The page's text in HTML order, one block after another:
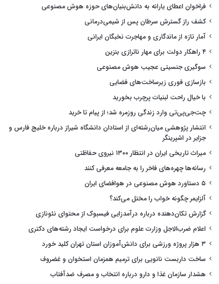
فراخوان اعطای یارانه به دانش‌بنیان‌های حوزه هوش مصنوعی
کشف راز گسترش سرطان پس از شیمی‌درمانی
آمار تازه از ماندگاری و مهاجرت نخبگان ایرانی
۴ راهکار دولت برای مهار ناترازی بنزین
سوگیری جنسیتی عجیب هوش مصنوعی
بازسازی فوری زیرساخت‌های فضایی
با خیال راحت لبنیات پرچرب بخورید
چت‌جی‌پی‌تی وارد زندگی روزمره شد؛ از پیام تا خرید
انتشار پژوهشی میان‌رشته‌ای از استادان دانشگاه شیراز درباره خلیج فارس و
جزایر در اشپرینگر
میراث تاریخی ایران در انتظار ۱۳۰۰ نیروی حفاظتی
رسانه‌ها چهره‌های فاخر را به جامعه معرفی کنند
۵ دستاورد هوش مصنوعی در هوافضای ایران
آلزایمر چگونه خواب را مختل می‌کند؟
گزارش تکان‌دهنده درباره درآمدزایی فیسبوک از محتوای نئونازی
اعلام ضرب‌الاجل وزارت علوم برای درخواست ایجاد رشته‌های دکتری
۳ هزار پروژه ورزشی برای دانش‌آموزان استان تهران کلید خورد
ساخت داربست نانویی برای ترمیم همزمان استخوان و غضروف
هشدار سازمان غذا و دارو درباره انتخاب و مصرف ضدآفتاب